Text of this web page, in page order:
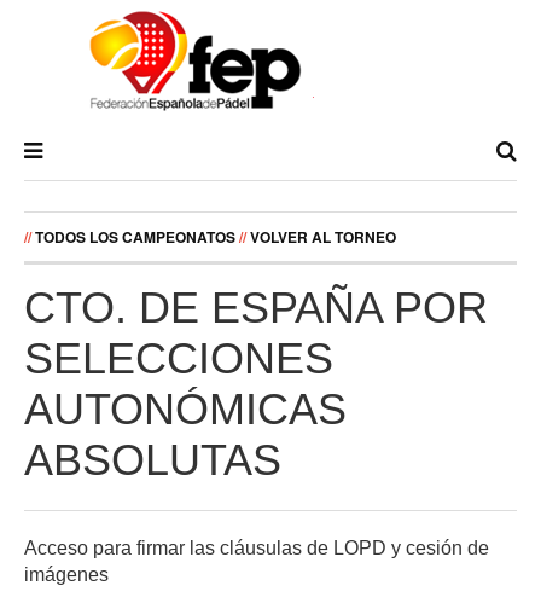
//TODOS LOS CAMPEONATOS//VOLVER AL TORNEO
CTO. DE ESPAÑA POR
SELECCIONES
AUTONÓMICAS
ABSOLUTAS
Acceso para firmar las cláusulas de LOPD y cesión de
imágenes